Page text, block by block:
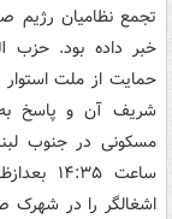
تجمع نظامیان رژیم
خبر داده بود. حزب
حمایت از ملت استوار
شریف آن و پاسخ به
مسکونی در جنوب
ساعت
اشغالگر را در شهرک